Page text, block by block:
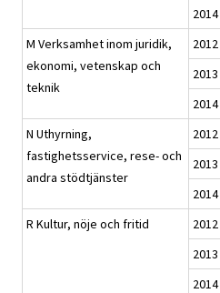
2014
M Verksamhet inom juridik,
ekonomi, vetenskap och
teknik
2012
2013
2014
N Uthyrning,
fastighetsservice, rese- och
andra stödtjänster
2012
2013
2014
R Kultur, nöje och fritid
2012
2013
2014